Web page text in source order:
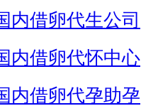
内借卵代生公司
内借卵代怀中心
内借卵代孕助孕